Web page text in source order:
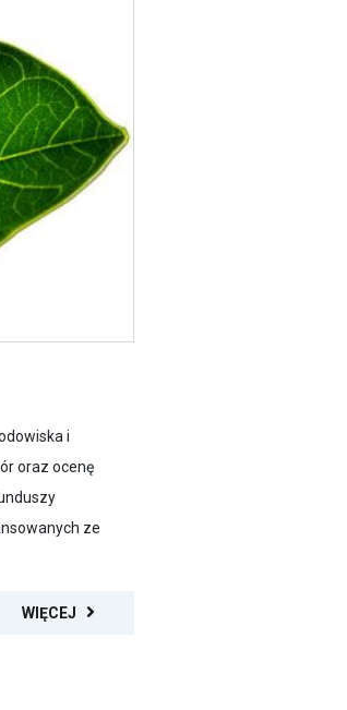
i
oraz ocenę
ze
WIĘCEJ